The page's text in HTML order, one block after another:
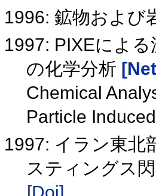
1996: 鉱物および
1997: PIXEによ
の化学分析
Chemical
Particle
1997: イラン東北
スティングス